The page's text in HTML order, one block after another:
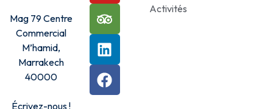
Mag 79 Centre
Commercial
M’hamid,
Marrakech
40000
Écrivez-nous!
Activités